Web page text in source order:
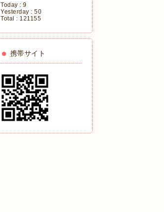
Today : 9
Yesterday : 50
Total : 121155
携帯サイト